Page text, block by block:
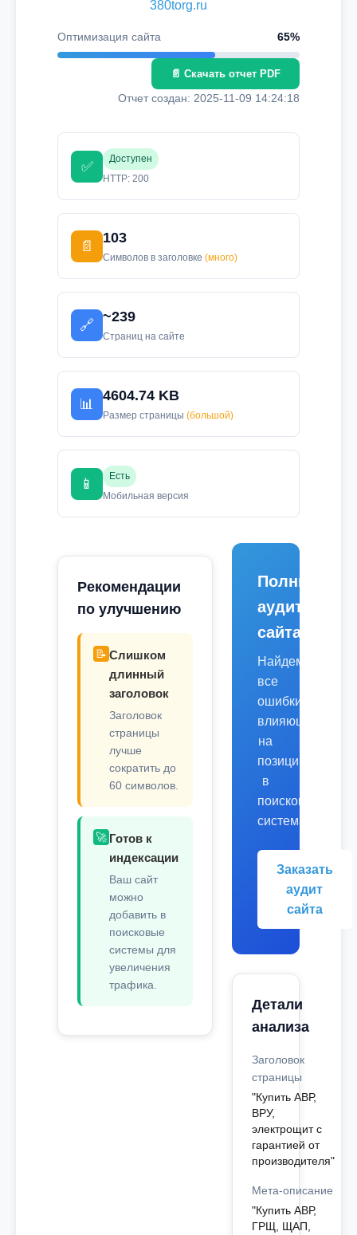
380torg.ru
Оптимизация сайта 65%
📄 Скачать отчет PDF
Отчет создан: 2025-11-09 14:24:18
✅
Доступен
HTTP: 200
📄
103
Символов в заголовке (много)
🔗
~239
Страниц на сайте
📊
4604.74 KB
Размер страницы (большой)
📱
Есть
Мобильная версия
Рекомендации
по улучшению
📝 Слишком
длинный
заголовок
Заголовок
страницы
лучше
сократить до
60 символов.
🚀 Готов к
индексации
Ваш сайт
можно
добавить в
поисковые
системы для
увеличения
трафика.
Полный
аудит
сайта
Найдем
все
ошибки,
влияющие
на
позиции
в
поисковых
системах.
Заказать
аудит
сайта
Детали
анализа
Заголовок
страницы
"Купить АВР,
ВРУ,
электрощит с
гарантией от
производителя"
Мета-описание
"Купить АВР,
ГРЩ, ЩАП,